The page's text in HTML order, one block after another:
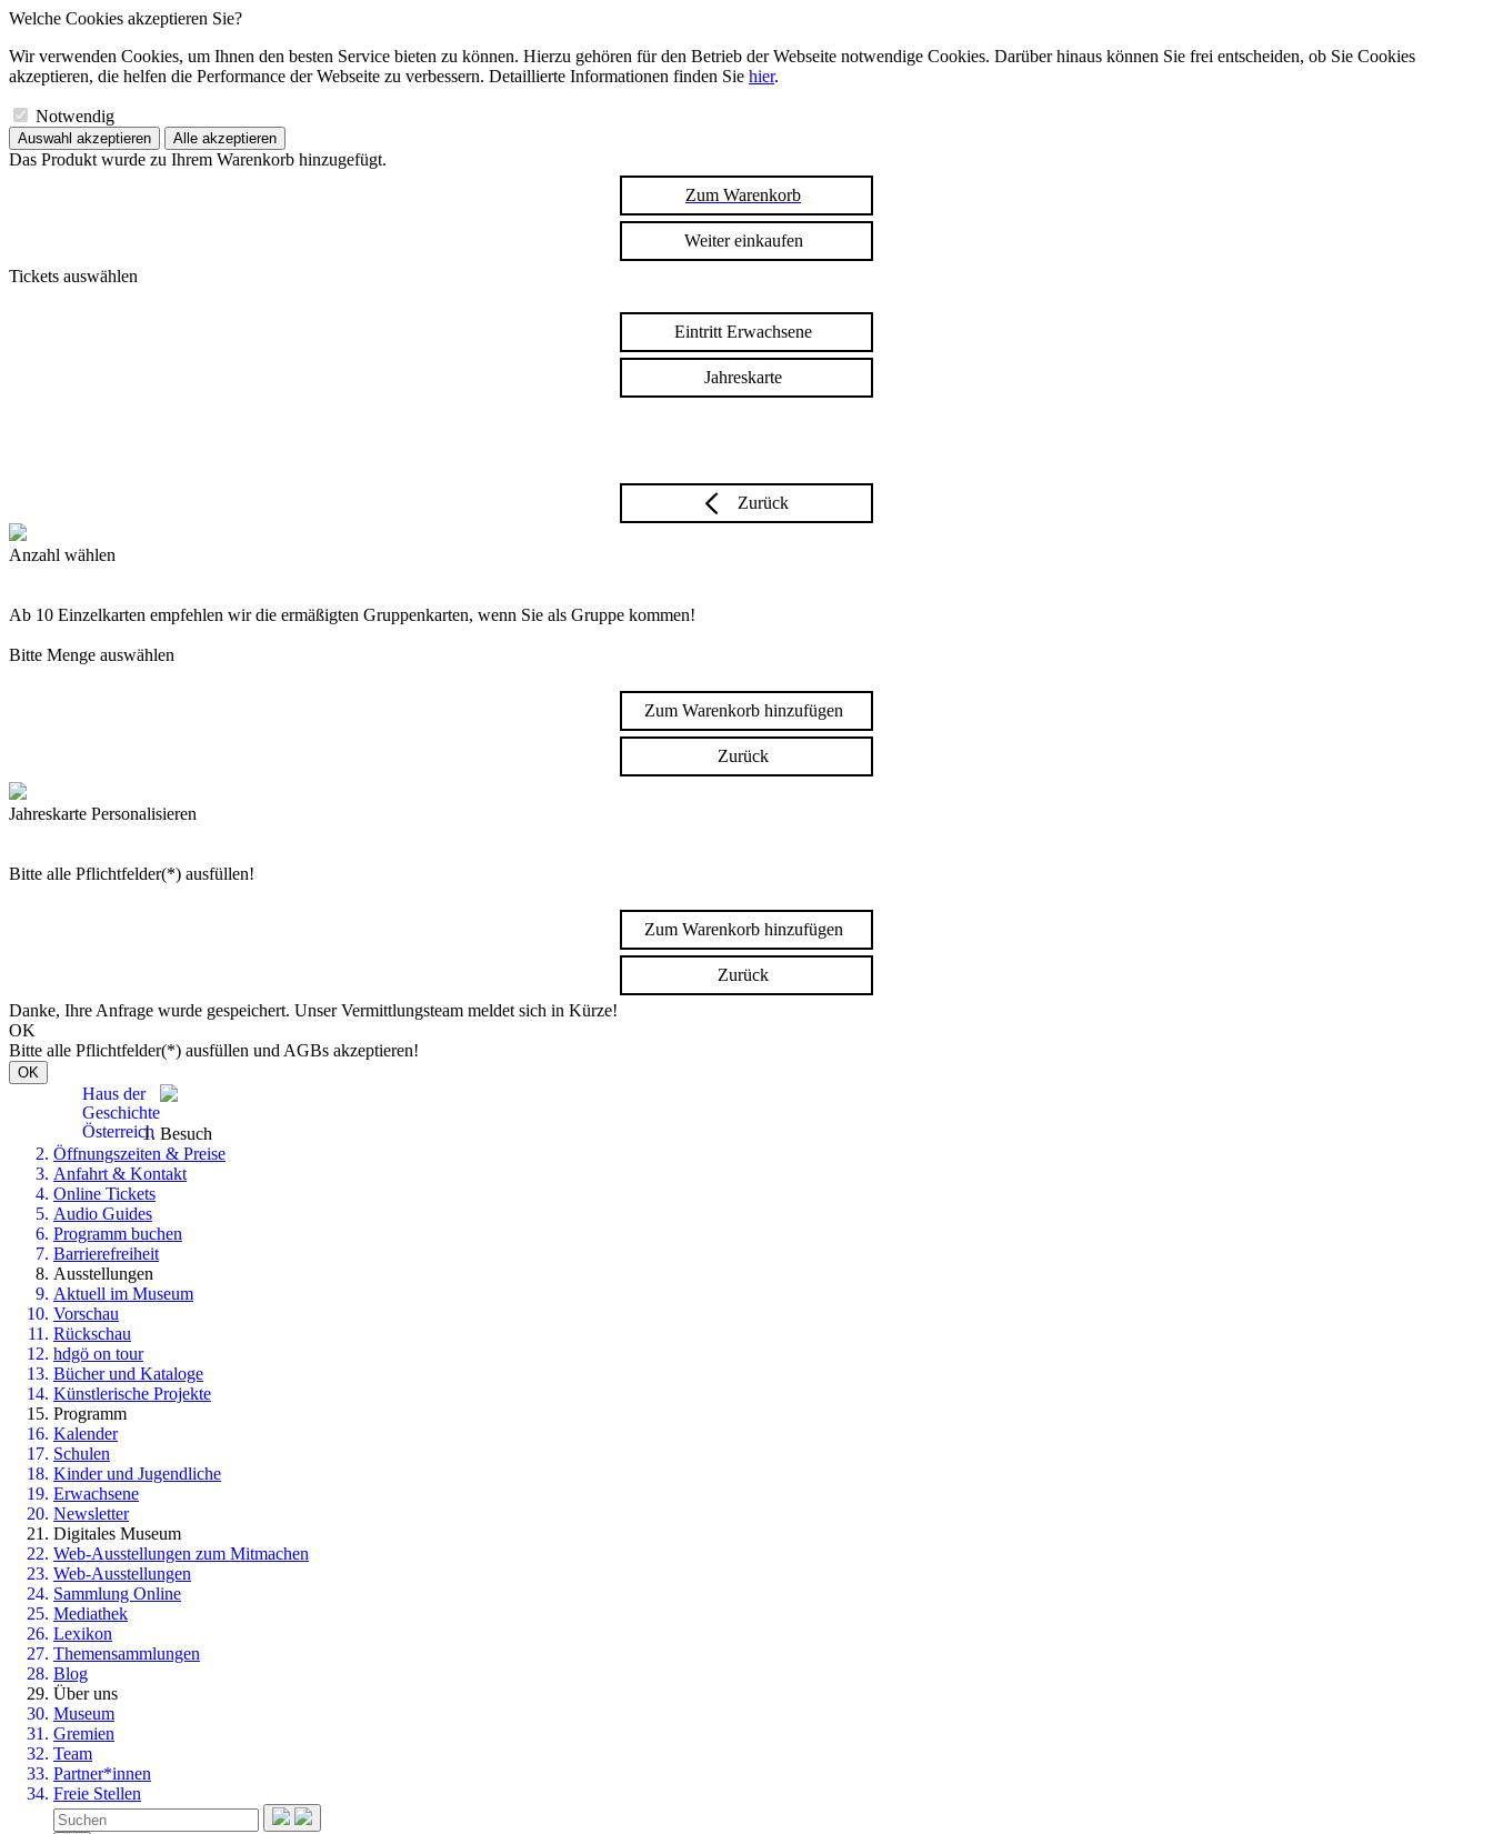
Welche Cookies akzeptieren Sie?
Wir verwenden Cookies, um Ihnen den besten Service bieten zu können. Hierzu gehören für den Betrieb der Webseite notwendige Cookies. Darüber hinaus können Sie frei entscheiden, ob Sie Cookies
akzeptieren, die helfen die Performance der Webseite zu verbessern. Detaillierte Informationen finden Sie hier.
Notwendig
Auswahl akzeptieren Alle akzeptieren
Das Produkt wurde zu Ihrem Warenkorb hinzugefügt.
Zum Warenkorb
Weiter einkaufen
Tickets auswählen
Eintritt Erwachsene
Jahreskarte
Zurück
Anzahl wählen
Ab 10 Einzelkarten empfehlen wir die ermäßigten Gruppenkarten, wenn Sie als Gruppe kommen!
Bitte Menge auswählen
Zum Warenkorb hinzufügen
Zurück
Jahreskarte Personalisieren
Bitte alle Pflichtfelder(*) ausfüllen!
Zum Warenkorb hinzufügen
Zurück
Danke, Ihre Anfrage wurde gespeichert. Unser Vermittlungsteam meldet sich in Kürze!
OK
Bitte alle Pflichtfelder(*) ausfüllen und AGBs akzeptieren!
OK
Haus der
Geschichte
Österreich Besuch
Öffnungszeiten & Preise
Anfahrt & Kontakt
Online Tickets
Audio Guides
Programm buchen
Barrierefreiheit
Ausstellungen
Aktuell im Museum
Vorschau
Rückschau
hdgö on tour
Bücher und Kataloge
Künstlerische Projekte
Programm
Kalender
Schulen
Kinder und Jugendliche
Erwachsene
Newsletter
Digitales Museum
Web-Ausstellungen zum Mitmachen
Web-Ausstellungen
Sammlung Online
Mediathek
Lexikon
Themensammlungen
Blog
Über uns
Museum
Gremien
Team
Partner*innen
Freie Stellen